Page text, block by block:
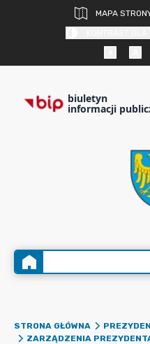
MAPA
biuletyn
informacji
STRONA GŁÓWNA
ZARZĄDZENIA